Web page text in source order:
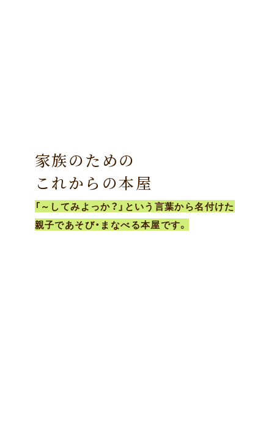
家族のための
これからの本屋
「～してみよっか？」という言葉から名付けた
親子であそび・まなべる本屋です。